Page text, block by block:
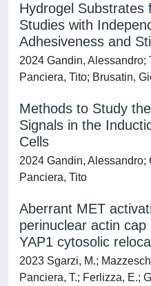
Hydrogel Substrates
Studies with
Adhesiveness and
2024 Gandin, Alessandro;
Panciera, Tito; Brusatin,
Methods to Study
Signals in the
Cells
2024 Gandin, Alessandro;
Panciera, Tito
Aberrant MET
perinuclear actin
YAP1 cytosolic
2023 Sgarzi, M.;
Panciera, T.; Ferlizza, E.;